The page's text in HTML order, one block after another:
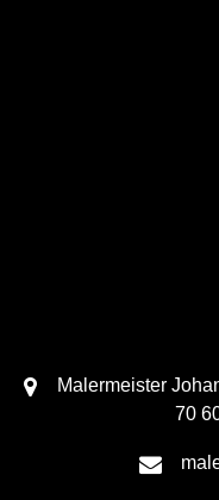
Malermeister
70